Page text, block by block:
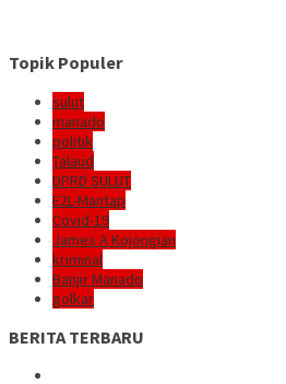
Topik Populer
sulut
manado
politik
Talaud
DPRD SULUT
E2L-Mantap
Covid-19
James A Kojongian
kriminal
Banjir Manado
golkar
BERITA TERBARU